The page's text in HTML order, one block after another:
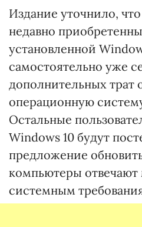
Издание уточнило,
недавно
установленной
самостоятельно уже
дополнительных трат
операционную
Остальные
Windows 10 будут
предложение
компьютеры
системным